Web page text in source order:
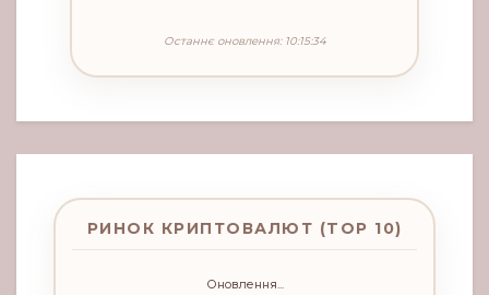
Останнє оновлення: 10:15:34
РИНОК КРИПТОВАЛЮТ (TOP 10)
Оновлення...